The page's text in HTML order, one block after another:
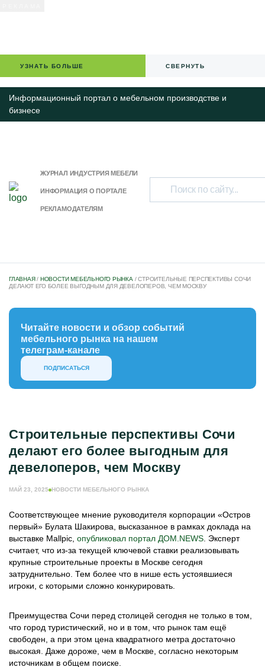
УЗНАТЬ БОЛЬШЕ СВЕРНУТЬ
Информационный портал о мебельном производстве и
бизнесе
ЖУРНАЛ ИНДУСТРИЯ МЕБЕЛИ
ИНФОРМАЦИЯ О ПОРТАЛЕ
РЕКЛАМОДАТЕЛЯМ
ГЛАВНАЯ/ НОВОСТИ МЕБЕЛЬНОГО РЫНКА /СТРОИТЕЛЬНЫЕ ПЕРСПЕКТИВЫ СОЧИ
ДЕЛАЮТ ЕГО БОЛЕЕ ВЫГОДНЫМ ДЛЯ ДЕВЕЛОПЕРОВ, ЧЕМ МОСКВУ
Читайте новости и обзор событий
мебельного рынка на нашем
телеграм-канале
ПОДПИСАТЬСЯ
Строительные перспективы Сочи
делают его более выгодным для
девелоперов, чем Москву
МАЙ 23, 2025 НОВОСТИ МЕБЕЛЬНОГО РЫНКА
Соответствующее мнение руководителя корпорации «Остров
первый» Булата Шакирова, высказанное в рамках доклада на
выставке Mallpic, опубликовал портал ДОМ.NEWS . Эксперт
считает, что из-за текущей ключевой ставки реализовывать
крупные строительные проекты в Москве сегодня
затруднительно. Тем более что в нише есть устоявшиеся
игроки, с которыми сложно конкурировать.
Преимущества Сочи перед столицей сегодня не только в том,
что город туристический, но и в том, что рынок там ещё
свободен, а при этом цена квадратного метра достаточно
высокая. Даже дороже, чем в Москве, согласно некоторым
источникам в общем поиске.